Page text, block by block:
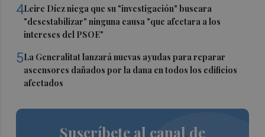
4Leire Díez niega que su "investigación" buscara
"desestabilizar" ninguna causa "que afectara a los
intereses del PSOE"
5La Generalitat lanzará nuevas ayudas para reparar
ascensores dañados por la dana en todos los edificios
afectados
Suscríbete al canal de